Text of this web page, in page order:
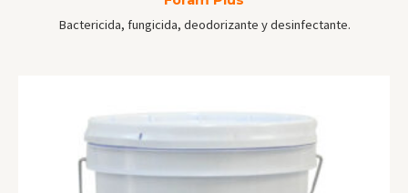
Bactericida, fungicida, deodorizante y desinfectante.